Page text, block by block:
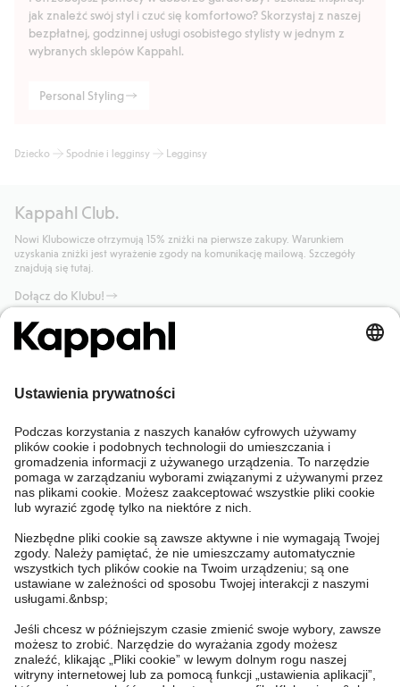
jak znaleźć swój styl i czuć się komfortowo? Skorzystaj z naszej
bezpłatnej, godzinnej usługi osobistego stylisty w jednym z
wybranych sklepów Kappahl.
Personal Styling
Dziecko Spodnie i legginsy Legginsy
Kappahl Club.
Nowi Klubowicze otrzymują 15% zniżki na pierwsze zakupy. Warunkiem
uzyskania zniżki jest wyrażenie zgody na komunikację mailową. Szczegóły
znajdują się tutaj.
Dołącz do Klubu!
Potrzebujesz pomocy?
Sklep internetowy
Częste pytania
Twoje zamówienie
Skontaktuj się z nami
Znajdź sklep
Kappahl Club
Mój profil
Kappahl Club
Warunki członkostwa
O nas
O Kappahl Group
Zrównoważony rozwój
Praca u nas
Warunki i zasady
Ogólne warunki zakupu
Więcej od nas